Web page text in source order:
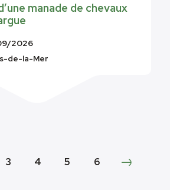
manade de chevaux
2026
de-la-Mer
3 4 5 6